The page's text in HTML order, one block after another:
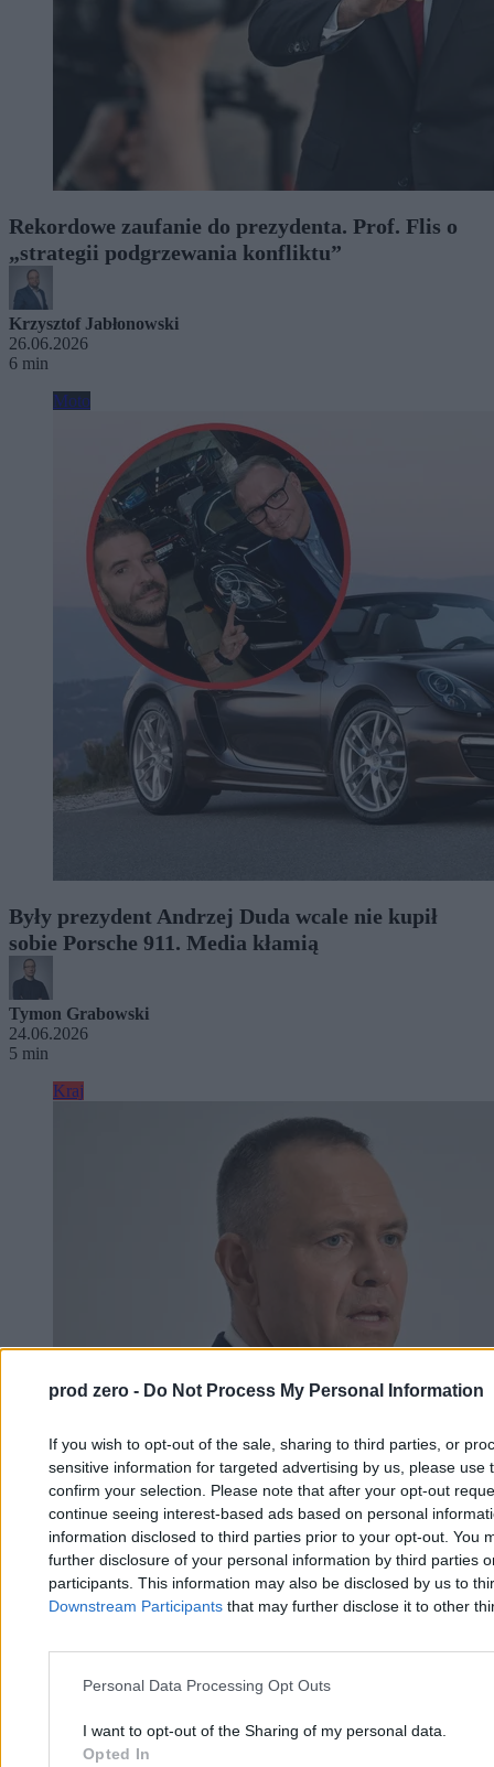
prod zero - Do Not Process My Personal Information
If you wish to opt-out of the sale, sharing to third parties, or
sensitive information for targeted advertising by us, please use
confirm your selection. Please note that after your opt-out
continue seeing interest-based ads based on personal
information disclosed to third parties prior to your opt-out. You
further disclosure of your personal information by third parties
participants. This information may also be disclosed by us to
Downstream Participants that may further disclose it to other
Personal Data Processing Opt Outs
I want to opt-out of the Sharing of my personal data.
Opted In
Rekordowe zaufanie do prezydenta. Prof. Flis o
„strategii podgrzewania konfliktu”
Krzysztof Jabłonowski
26.06.2026
6 min
Moto
Były prezydent Andrzej Duda wcale nie kupił
sobie Porsche 911. Media kłamią
Tymon Grabowski
24.06.2026
5 min
Kraj
Sejm przegłosował ustawę, prezydent
Konstytucji”
Paweł Żurek
29.05.2026